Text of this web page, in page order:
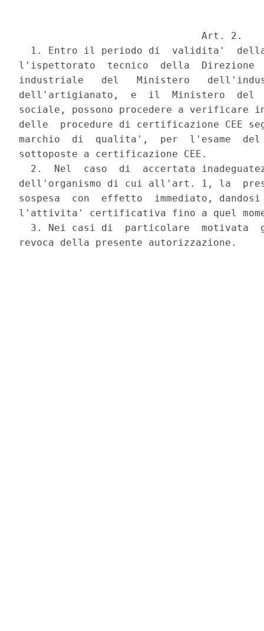
                               Art. 2.
1. Entro il periodo di  validita'
l'ispettorato  tecnico  della  Direzione
industriale   del   Ministero
dell'artigianato,  e  il  Ministero  del
sociale, possono procedere a verificare
delle  procedure di certificazione CEE
marchio  di  qualita',  per  l'esame  del
sottoposte a certificazione CEE.
2.  Nel  caso  di  accertata
dell'organismo di cui all'art. 1, la
sospesa  con  effetto  immediato,
l'attivita' certificativa fino a quel
3. Nei casi di  particolare  motivata